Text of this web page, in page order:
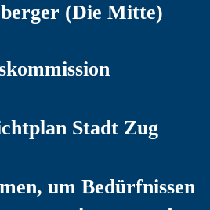
(Die Mitte)
Stadt Zug
um Bedürfnissen